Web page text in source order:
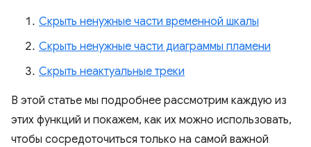
Скрыть ненужные части временной шкалы
Скрыть ненужные части диаграммы пламени
Скрыть неактуальные треки
В этой статье мы подробнее рассмотрим каждую из
этих функций и покажем, как их можно использовать,
чтобы сосредоточиться только на самой важной